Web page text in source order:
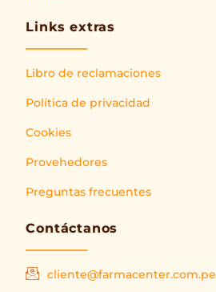
Links extras
Libro de reclamaciones
Política de privacidad
Cookies
Provehedores
Preguntas frecuentes
Contáctanos
cliente@farmacenter.com.pe